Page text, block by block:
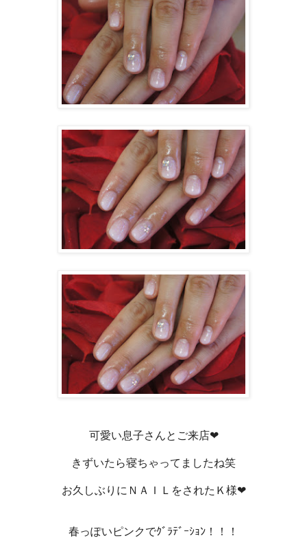
可愛い息子さんとご来店❤
きずいたら寝ちゃってましたね笑
お久しぶりにＮＡＩＬをされたＫ様❤
春っぽいピンクでｸﾞﾗﾃﾞｰｼｮﾝ！！！